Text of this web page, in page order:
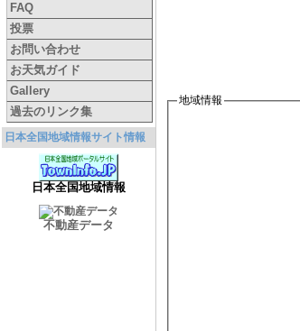
FAQ
投票
お問い合わせ
お天気ガイド
Gallery
過去のリンク集
日本全国地域情報サイト情報
日本全国地域情報
不動産データ
地域情報